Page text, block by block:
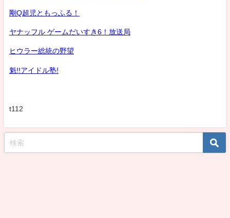
剛Q超児ともっふる！
ヤナッフル ゲームだいすき6！放送局
ヒウラー総統の野望
魁!!アイドル塾!
t112